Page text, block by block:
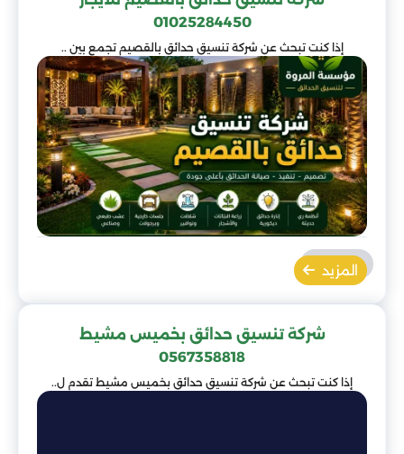
01025284450
إذا كنت تبحث عن شركة تنسيق حدائق بالقصيم تجمع بين ..
المزيد
شركة تنسيق حدائق بخميس مشيط
0567358818
إذا كنت تبحث عن شركة تنسيق حدائق بخميس مشيط تقدم ل..